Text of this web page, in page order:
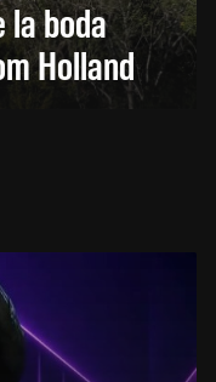
la boda
Holland